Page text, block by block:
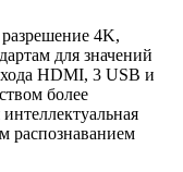
4K,
для значений
HDMI, 3 USB и
более
распознаванием